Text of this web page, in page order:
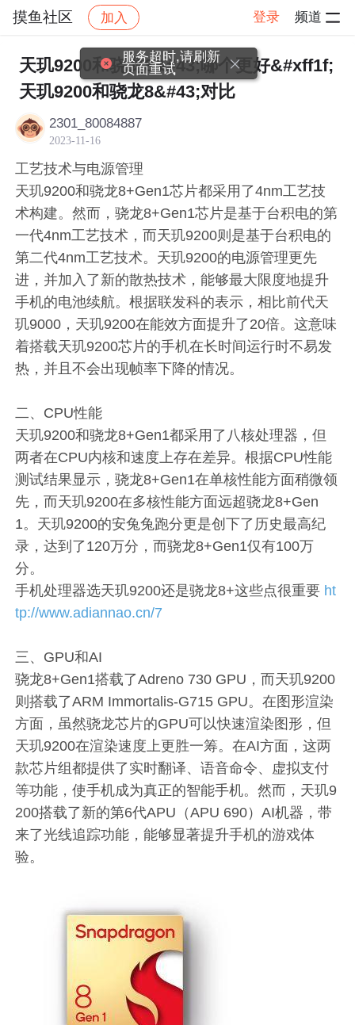
摸鱼社区 加入 登录 频道
社区 摸鱼社区 摸鱼打卡 帖子详情
天玑9200和骁龙8&#43;哪个更好&#xff1f;
天玑9200和骁龙8&#43;对比
2301_80084887
2023-11-16
工艺技术与电源管理
天玑9200和骁龙8+Gen1芯片都采用了4nm工艺技
术构建。然而，骁龙8+Gen1芯片是基于台积电的第
一代4nm工艺技术，而天玑9200则是基于台积电的
第二代4nm工艺技术。天玑9200的电源管理更先
进，并加入了新的散热技术，能够最大限度地提升
手机的电池续航。根据联发科的表示，相比前代天
玑9000，天玑9200在能效方面提升了20倍。这意味
着搭载天玑9200芯片的手机在长时间运行时不易发
热，并且不会出现帧率下降的情况。
二、CPU性能
天玑9200和骁龙8+Gen1都采用了八核处理器，但
两者在CPU内核和速度上存在差异。根据CPU性能
测试结果显示，骁龙8+Gen1在单核性能方面稍微领
先，而天玑9200在多核性能方面远超骁龙8+Gen
1。天玑9200的安兔兔跑分更是创下了历史最高纪
录，达到了120万分，而骁龙8+Gen1仅有100万
分。
手机处理器选天玑9200还是骁龙8+这些点很重要 ht
tp://www.adiannao.cn/7
三、GPU和AI
骁龙8+Gen1搭载了Adreno 730 GPU，而天玑9200
则搭载了ARM Immortalis-G715 GPU。在图形渲染
方面，虽然骁龙芯片的GPU可以快速渲染图形，但
天玑9200在渲染速度上更胜一筹。在AI方面，这两
款芯片组都提供了实时翻译、语音命令、虚拟支付
等功能，使手机成为真正的智能手机。然而，天玑9
200搭载了新的第6代APU（APU 690）AI机器，带
来了光线追踪功能，能够显著提升手机的游戏体
验。
服务超时,请刷新
页面重试